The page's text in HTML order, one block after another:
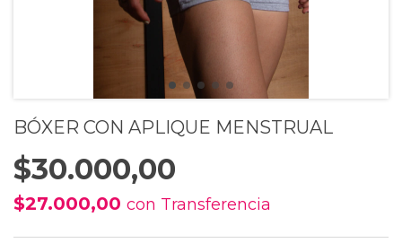
BÓXER CON APLIQUE MENSTRUAL
$30.000,00
$27.000,00 con Transferencia